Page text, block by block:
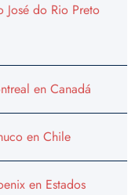
José do Rio Preto
en Canadá
en Chile
en Estados